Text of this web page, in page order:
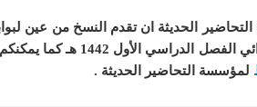
الحديثة ان تقدم النسخ من عين
الفصل الدراسي الأول 1442 هـ
كما
لمؤسسة التحاضير الحديثة .